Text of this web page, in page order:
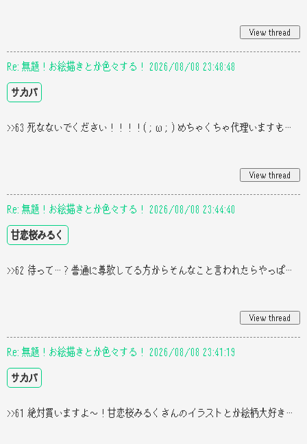
Re: 無題！お絵描きとか色々する！ 2026/08/08 23:48:48
サカバ
>>63 死なないでください！！！！(；ω；) めちゃくちゃ代理いますもんね､､(？) この垢ではあのーお面被った子が一応代理です(
Re: 無題！お絵描きとか色々する！ 2026/08/08 23:44:40
甘恋桜みるく
>>62 待って…？普通に尊敬してる方からそんなこと言われたらやっぱうれ死ぬ私((( で、サカバちゃんのオリカンヒュとか代理ち
Re: 無題！お絵描きとか色々する！ 2026/08/08 23:41:19
サカバ
>>61 絶対買いますよ〜！甘恋桜みるくさんのイラストとか絵柄大好きなので〜！(*≧∀≦*)